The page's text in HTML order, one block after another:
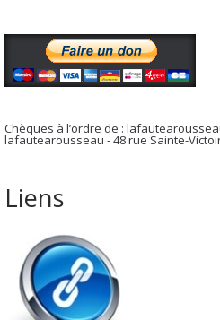
Chèques à l’ordre de :
lafautearousseau - 48 rue Sainte-
Liens